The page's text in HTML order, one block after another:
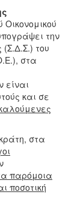
Οικονομικού
την
του
στα
και σε
στα
παρόμοια
ποσοτική